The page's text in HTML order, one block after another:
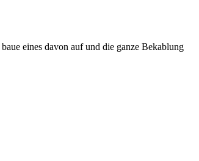
eines davon auf und die ganze Bekablung